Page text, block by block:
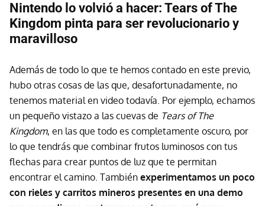
Nintendo lo volvió a hacer: Tears of The
Kingdom pinta para ser revolucionario y
maravilloso
Además de todo lo que te hemos contado en este previo,
hubo otras cosas de las que, desafortunadamente, no
tenemos material en video todavía. Por ejemplo, echamos
un pequeño vistazo a las cuevas de Tears of The
Kingdom, en las que todo es completamente oscuro, por
lo que tendrás que combinar frutos luminosos con tus
flechas para crear puntos de luz que te permitan
encontrar el camino. También experimentamos un poco
con rieles y carritos mineros presentes en una demo